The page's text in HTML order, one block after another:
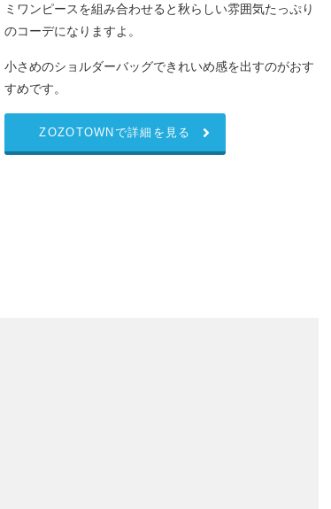
ミワンピースを組み合わせると秋らしい雰囲気たっぷり
のコーデになりますよ。
小さめのショルダーバッグできれいめ感を出すのがおす
すめです。
ZOZOTOWNで詳細を見る